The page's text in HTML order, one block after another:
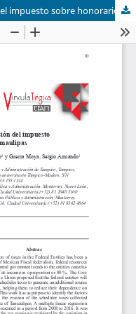
Factores que inciden en la evasión del impuesto sobre honorarios en Tamaulipas